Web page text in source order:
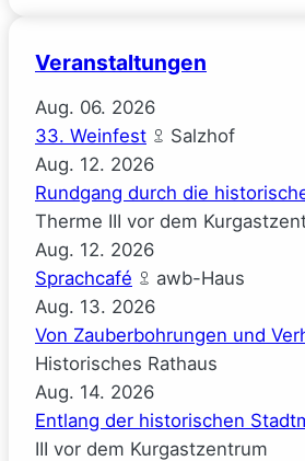
Veranstaltungen
Aug. 06. 2026
33. Weinfest
Salzhof
Aug. 12. 2026
Rundgang durch die
Therme III vor dem
Aug. 12. 2026
Sprachcafé
awb-Haus
Aug. 13. 2026
Von Zauberbohrungen und
Historisches Rathaus
Aug. 14. 2026
Entlang der historischen
III vor dem Kurgastzentrum